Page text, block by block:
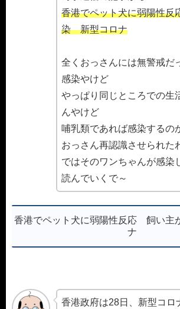
香港でペット犬に弱陽性
染 新型コロナ
全くおっさんには無警戒だ
感染やけど
やっぱり同じところでの生
んやけど
哺乳類であれば感染するの
おっさん再認識させられた
ではそのワンちゃんが感染
読んでいくで～
香港でペット犬に弱陽性反応 飼い主
ナ
香港政府は28日、新型コロ